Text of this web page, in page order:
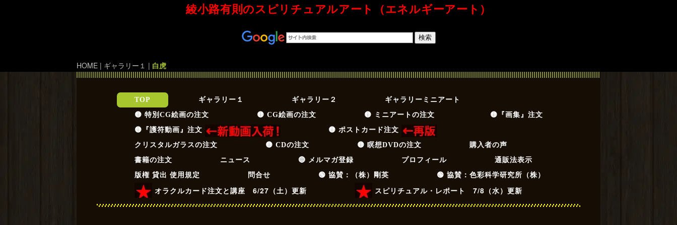
綾小路有則のスピリチュアルアート（エネルギーアート）
HOME | ギャラリー１ | 白虎
TOP ギャラリー１ ギャラリー２
ギャラリーミニアート
🟡 特別CG絵画の注文
🟡 CG絵画の注文 🟡 ミニアートの注文
🟡『画集』注文
🟡『護符動画』注文
🟡 ポストカード注文
クリスタルガラスの注文
🟡 CDの注文 🟡 瞑想DVDの注文
購入者の声
書籍の注文
ニュース 🔵 メルマガ登録 プロフィール
通販法表示
版権 貸出 使用規定
問合せ 🟢 協賛：（株）剛英 🟢 協賛：色彩科学研究所（株）
オラクルカード注文と講座 6/27（土）更新 スピリチュアル・レポート 7/8（水）更新